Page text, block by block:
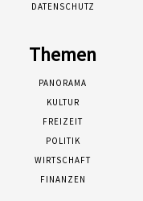
DATENSCHUTZ
Themen
PANORAMA
KULTUR
FREIZEIT
POLITIK
WIRTSCHAFT
FINANZEN